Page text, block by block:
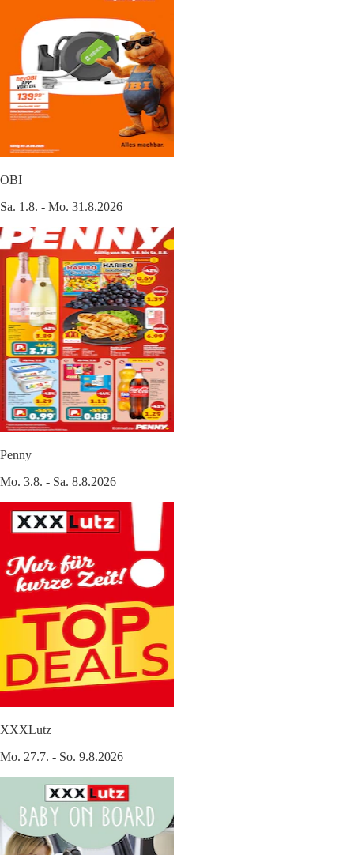
OBI
Sa. 1.8. - Mo. 31.8.2026
Penny
Mo. 3.8. - Sa. 8.8.2026
XXXLutz
Mo. 27.7. - So. 9.8.2026